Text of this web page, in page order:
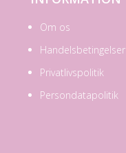
Om os
Handelsbetingelser
Privatlivspolitik
Persondatapolitik